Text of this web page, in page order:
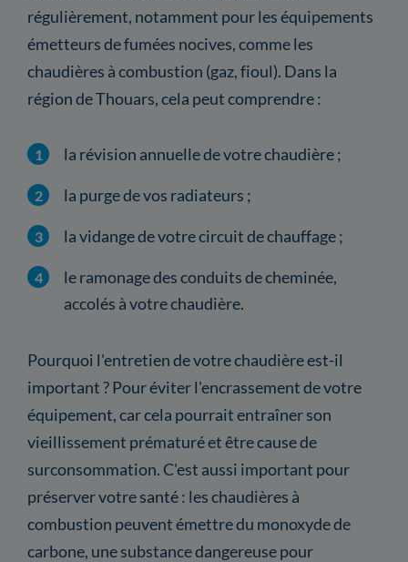
régulièrement, notamment pour les équipements
émetteurs de fumées nocives, comme les
chaudières à combustion (gaz, fioul). Dans la
région de Thouars, cela peut comprendre :
la révision annuelle de votre chaudière ;
la purge de vos radiateurs ;
la vidange de votre circuit de chauffage ;
le ramonage des conduits de cheminée,
accolés à votre chaudière.
Pourquoi l'entretien de votre chaudière est-il
important ? Pour éviter l'encrassement de votre
équipement, car cela pourrait entraîner son
vieillissement prématuré et être cause de
surconsommation. C'est aussi important pour
préserver votre santé : les chaudières à
combustion peuvent émettre du monoxyde de
carbone, une substance dangereuse pour